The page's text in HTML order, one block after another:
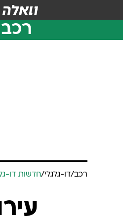
רכב
רכב/דו-גלגלי/חדשות דו-